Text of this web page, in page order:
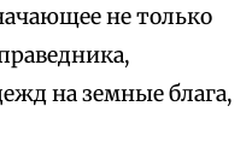
не только
на земные блага,